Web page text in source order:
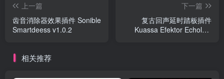
上一篇
齿音消除器效果插件 Sonible
Smartdeess v1.0.2
下一篇
复古回声延时踏板插件
Kuassa Efektor Echolyte
相关推荐